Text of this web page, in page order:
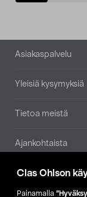
Clas Ohlson
Painamalla
Asiakaspalvelu
Yleisiä kysymyksiä
Tietoa meistä
Ajankohtaista
Muut yrityksemme